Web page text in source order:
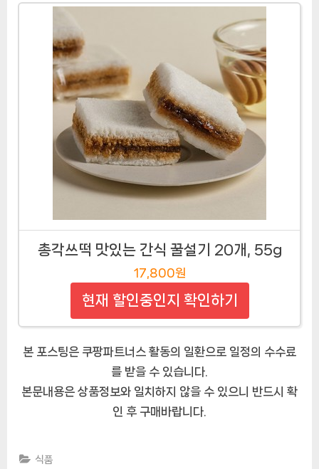
총각쓰떡 맛있는 간식 꿀설기 20개, 55g
17,800원
현재 할인중인지 확인하기
본 포스팅은 쿠팡파트너스 활동의 일환으로 일정의 수수료
를 받을 수 있습니다.
본문내용은 상품정보와 일치하지 않을 수 있으니 반드시 확
인 후 구매바랍니다.
식품